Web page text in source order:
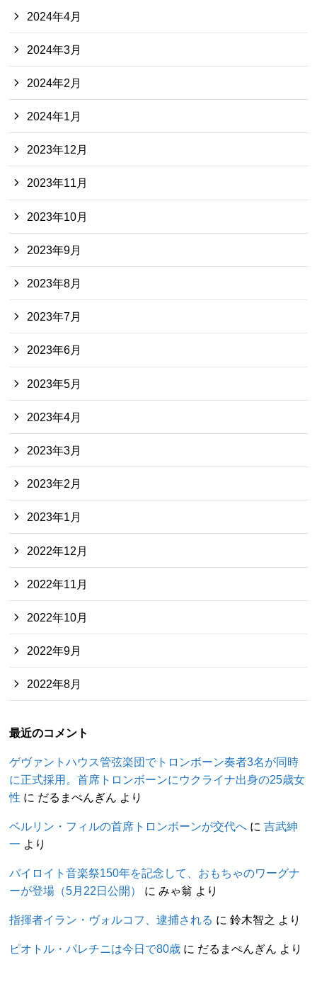
2024年4月
2024年3月
2024年2月
2024年1月
2023年12月
2023年11月
2023年10月
2023年9月
2023年8月
2023年7月
2023年6月
2023年5月
2023年4月
2023年3月
2023年2月
2023年1月
2022年12月
2022年11月
2022年10月
2022年9月
2022年8月
最近のコメント
ゲヴァントハウス管弦楽団でトロンボーン奏者3名が同時
に正式採用。首席トロンボーンにウクライナ出身の25歳女
性 に だるまぺんぎん より
ベルリン・フィルの首席トロンボーンが交代へ に吉武紳
一 より
バイロイト音楽祭150年を記念して、おもちゃのワーグナ
ーが登場（5月22日公開）
にみゃ翁 より
指揮者イラン・ヴォルコフ、逮捕される に鈴木智之 より
ピオトル・パレチニは今日で80歳 に だるまぺんぎん より